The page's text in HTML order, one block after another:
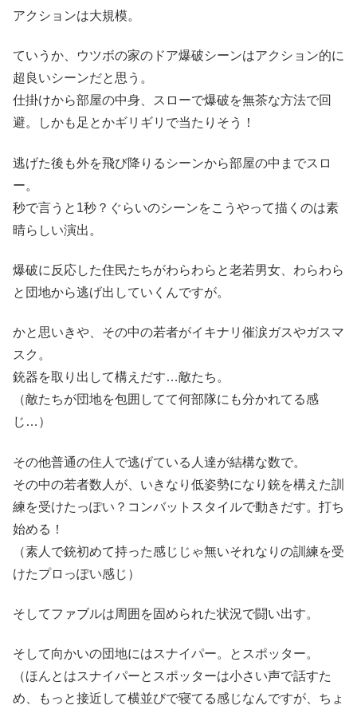
アクションは大規模。
ていうか、ウツボの家のドア爆破シーンはアクション的に
超良いシーンだと思う。
仕掛けから部屋の中身、スローで爆破を無茶な方法で回
避。しかも足とかギリギリで当たりそう！
逃げた後も外を飛び降りるシーンから部屋の中までスロ
ー。
秒で言うと1秒？ぐらいのシーンをこうやって描くのは素
晴らしい演出。
爆破に反応した住民たちがわらわらと老若男女、わらわら
と団地から逃げ出していくんですが。
かと思いきや、その中の若者がイキナリ催涙ガスやガスマ
スク。
銃器を取り出して構えだす…敵たち。
（敵たちが団地を包囲してて何部隊にも分かれてる感
じ…）
その他普通の住人で逃げている人達が結構な数で。
その中の若者数人が、いきなり低姿勢になり銃を構えた訓
練を受けたっぽい？コンバットスタイルで動きだす。打ち
始める！
（素人で銃初めて持った感じじゃ無いそれなりの訓練を受
けたプロっぽい感じ）
そしてファブルは周囲を固められた状況で闘い出す。
そして向かいの団地にはスナイパー。とスポッター。
（ほんとはスナイパーとスポッターは小さい声で話すた
め、もっと接近して横並びで寝てる感じなんですが、ちょ